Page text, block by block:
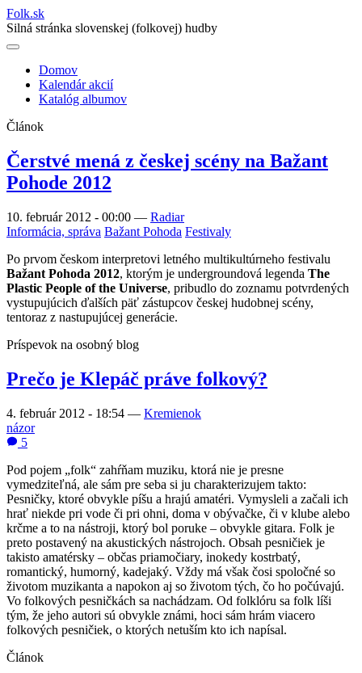
Folk.sk
Silná stránka slovenskej (folkovej) hudby
Main
navigation
Domov
Kalendár akcií
Katalóg albumov
Článok
Čerstvé mená z českej scény na Bažant
Pohode 2012
10. február 2012 - 00:00 — Radiar
Informácia, správa Bažant Pohoda Festivaly
Po prvom českom interpretovi letného multikultúrneho festivalu
Bažant Pohoda 2012, ktorým je undergroundová legenda The
Plastic People of the Universe, pribudlo do zoznamu potvrdených
vystupujúcich ďalších päť zástupcov českej hudobnej scény,
tentoraz z nastupujúcej generácie.
Príspevok na osobný blog
Prečo je Klepáč práve folkový?
4. február 2012 - 18:54 — Kremienok
názor
5
Pod pojem „folk“ zahŕňam muziku, ktorá nie je presne
vymedziteľná, ale sám pre seba si ju charakterizujem takto:
Pesničky, ktoré obvykle píšu a hrajú amatéri. Vymysleli a začali ich
hrať niekde pri vode či pri ohni, doma v obývačke, či v klube alebo
krčme a to na nástroji, ktorý bol poruke – obvykle gitara. Folk je
preto postavený na akustických nástrojoch. Obsah pesničiek je
takisto amatérsky – občas priamočiary, inokedy kostrbatý,
romantický, humorný, kadejaký. Vždy má však čosi spoločné so
životom muzikanta a napokon aj so životom tých, čo ho počúvajú.
Vo folkových pesničkách sa nachádzam. Od folklóru sa folk líši
tým, že jeho autori sú obvykle známi, hoci sám hrám viacero
folkových pesničiek, o ktorých netuším kto ich napísal.
Článok